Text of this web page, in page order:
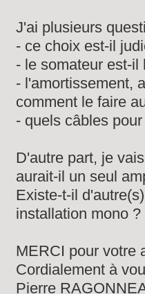
J'ai plusieurs
- ce choix est-il
- le somateur est-
- l'amortissement,
comment le faire
- quels câbles
D'autre part, je
aurait-il un seul
Existe-t-il
installation mono ?
MERCI pour votre
Cordialement à
Pierre